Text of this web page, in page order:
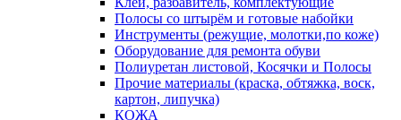
Полосы со штырём и готовые набойки
Инструменты (режущие, молотки,по коже)
Оборудование для ремонта обуви
Полиуретан листовой, Косячки и Полосы
Прочие материалы (краска, обтяжка, воск,
картон, липучка)
КОЖА